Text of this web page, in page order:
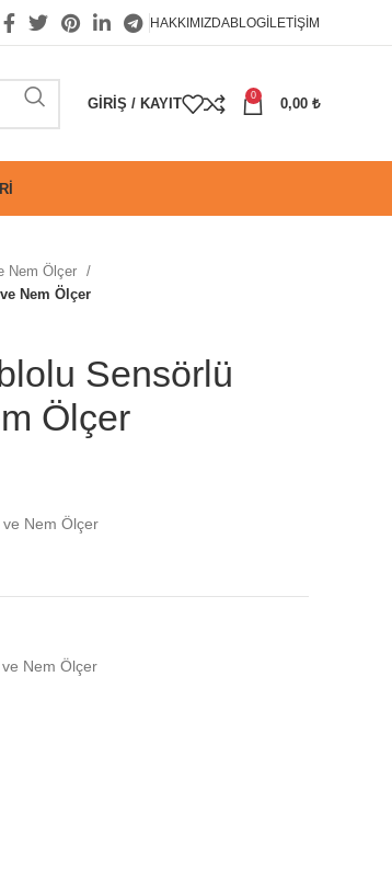
HAKKIMIZDABLOGİLETIŞIM
GIRIŞ / KAYIT
0
0,00 ₺
Nem Ölçer
Nem Ölçer
Sensörlü
Ölçer
ve Nem Ölçer
Nem Ölçer